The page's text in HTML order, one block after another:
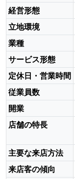
経営形態
立地環境
業種
サービス形態
定休日・営業時間
従業員数
開業
店舗の特長
主要な来店方法
来店客の傾向